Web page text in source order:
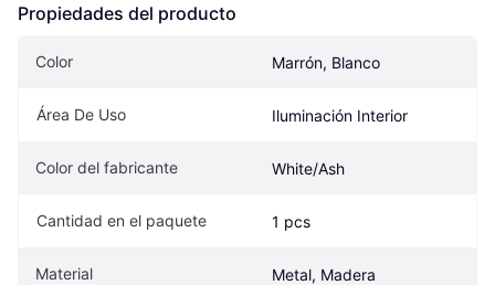
Propiedades del producto
Color Marrón, Blanco
Área De Uso Iluminación Interior
Color del fabricante White/Ash
Cantidad en el paquete 1 pcs
Material Metal, Madera